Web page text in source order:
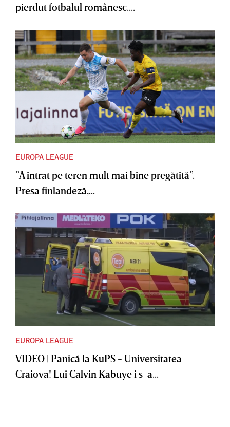
pierdut fotbalul românesc....
EUROPA LEAGUE
”A intrat pe teren mult mai bine pregătită”.
Presa finlandeză,...
EUROPA LEAGUE
VIDEO | Panică la KuPS - Universitatea
Craiova! Lui Calvin Kabuye i s-a...